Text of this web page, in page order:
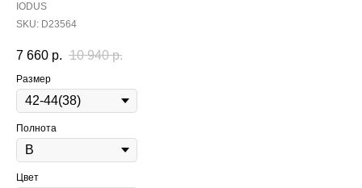
IODUS
SKU: D23564
7 660 р. 10 940 р.
Размер
Полнота
Цвет